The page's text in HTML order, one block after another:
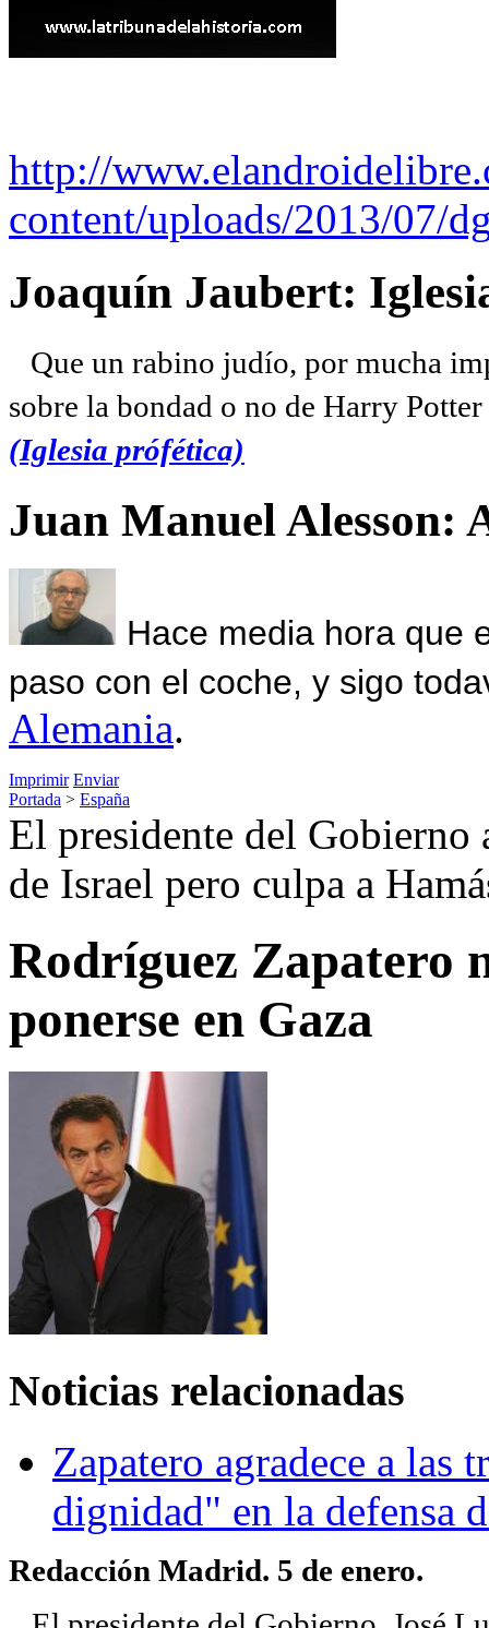
http://
content/uploads/2013/07/
Joaquín Jaubert:
Que un rabino judío, por mucha
sobre la bondad o no de Harry
(Iglesia prófética)
Juan Manuel Alesson:
Hace media hora que
paso con el coche, y sigo
Alemania.
Imprimir Enviar
Portada > España
El presidente del Gobierno
de Israel pero culpa a
Rodríguez Zapatero
ponerse en Gaza
Noticias relacionadas
Zapatero agradece a las
dignidad" en la defensa
Redacción Madrid. 5 de enero.